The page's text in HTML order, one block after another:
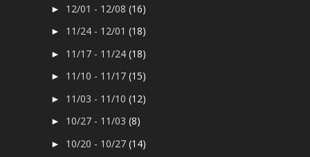
► 12/01 - 12/08(16)
► 11/24 - 12/01(18)
► 11/17 - 11/24(18)
► 11/10 - 11/17(15)
► 11/03 - 11/10(12)
► 10/27 - 11/03(8)
► 10/20 - 10/27(14)